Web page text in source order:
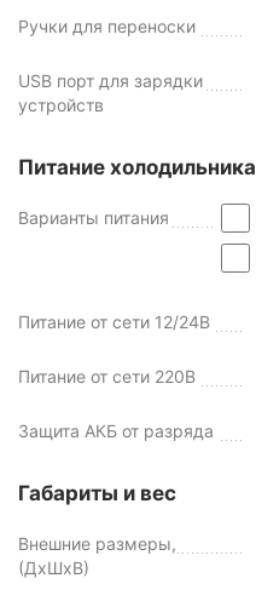
Ручки для переноски
USB порт для зарядки
устройств
Питание холодильника
Варианты питания
Питание от сети 12/24В
Питание от сети 220В
Защита АКБ от разряда
Габариты и вес
Внешние размеры,
(ДхШхВ)